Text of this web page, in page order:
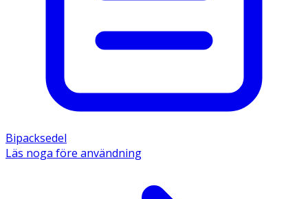
Bipacksedel
Läs noga före användning